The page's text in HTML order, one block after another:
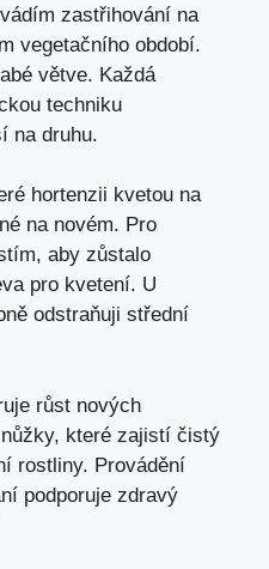
zastřihování na
vegetačního období.
větve. Každá
techniku
na druhu.
hortenzii kvetou na
na novém. Pro
aby zůstalo
pro kvetení. U
odstraňuji střední
růst nových
které zajistí čistý
rostliny. Provádění
podporuje zdravý